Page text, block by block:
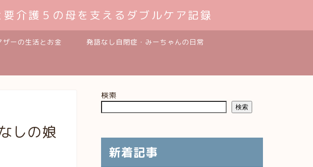
介護５の母を支えるダブルケア記録
ザーの生活とお金 発語なし自閉症・みーちゃんの日常
しの娘
検索
検索
新着記事